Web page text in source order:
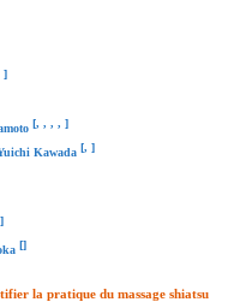
]
[, , , , ]
Kawada [, ]
]
[]
la pratique du massage shiatsu